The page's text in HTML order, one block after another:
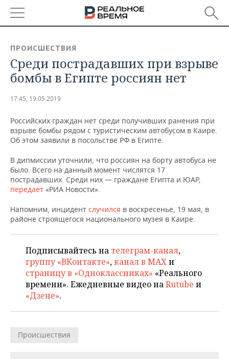
БАШКОРТОСТАН
ТАТАРСТАН
НОВОСТИ
АНАЛИТИКА
ДЕКЛАРАЦИИ О ДОХОДАХ
ВУЗЫ ТАТАРСТАНА
ТОРГОВЫЕ ЦЕНТРЫ
ТАТАРСТАНА
НОВОСТИ ЭКОНОМИКИ
БАНКИ
ИНВЕСТИЦИИ
ПРОМЫШЛЕННОСТЬ
ПРОМЫШЛЕННОСТИ
АГРОПРОМ
МАШИНОСТРОЕНИЕ
НЕФТЕХИМИЯ
НЕФТЬ
ЭНЕРГЕТИКА
НОВОСТИ НЕДВИЖИМОСТИ
АВТО
НОВОСТИ БИЗНЕСА
РОЗНИЧНАЯ ТОРГОВЛЯ
ТРАНСПОРТ
УСЛУГИ
ТЕХНОЛОГИИ
НОВОСТИ ТЕХНОЛОГИЙ
МЕДИА
МЕРОПРИЯТИЯ
НОВОСТИ МЕРОПРИЯТИЙ
ВЫЕЗДНАЯ РЕДАКЦИЯ
СПОРТ
НОВОСТИ СПОРТА
ОБЩЕСТВО
ПРОИСШЕСТВИЯ
Среди пострадавших при взрыве
бомбы в Египте россиян нет
17:45, 19.05.2019
Российских граждан нет среди получивших ранения при
взрыве бомбы рядом с туристическим автобусом в Каире.
Об этом заявили в посольстве РФ в Египте.
В дипмиссии уточнили, что россиян на борту автобуса не
было. Всего на данный момент числятся 17
пострадавших. Среди них — граждане Египта и ЮАР,
передает «РИА Новости».
Напомним, инцидент случился в воскресенье, 19 мая, в
районе строящегося национального музея в Каире.
Подписывайтесь на телеграм-канал,
группу «ВКонтакте»,канал в MAXи
страницу в «Одноклассниках» «Реального
времени». Ежедневные видео наRutube и
«Дзене».
Происшествия